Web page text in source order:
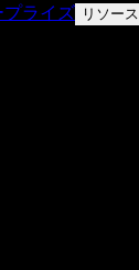
ライズ リソース